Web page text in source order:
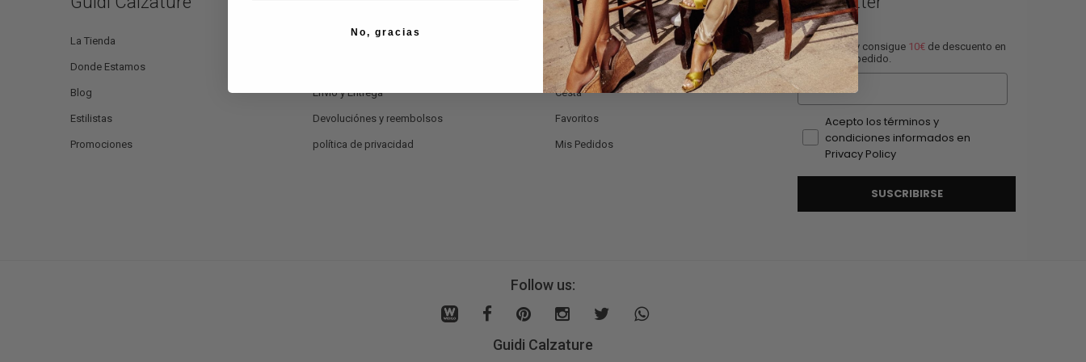
La Tienda
Donde Estamos
Blog
Estilistas
Promociones
Ayuda y Contactos
Envío y Entrega
Devoluciónes y reembolsos
política de privacidad
Iniciar Sesión
Regístrate Ahora
Cesta
Favoritos
Mis Pedidos
Suscríbete y consigue 10€ de descuento en
tu proxímo pedido.
Email
Acepto los términos y
condiciones informados en
Privacy Policy
SUSCRIBIRSE
Follow us:
Guidi Calzature
No, gracias